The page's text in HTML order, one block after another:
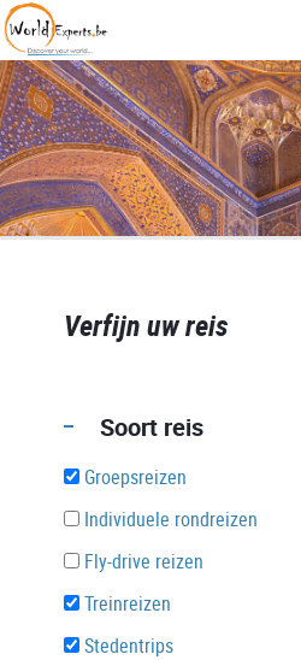
Verfijn uw reis
Soort reis
Groepsreizen
Individuele rondreizen
Fly-drive reizen
Treinreizen
Stedentrips